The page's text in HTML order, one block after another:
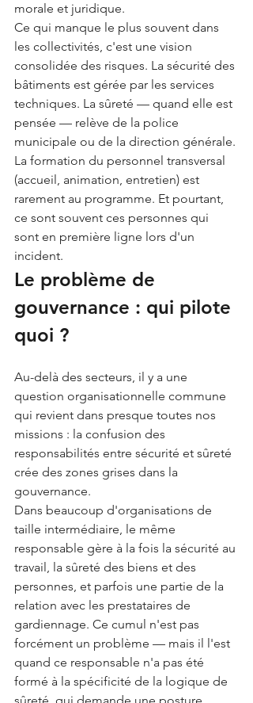
morale et juridique.
Ce qui manque le plus souvent dans
les collectivités, c'est une vision
consolidée des risques. La sécurité des
bâtiments est gérée par les services
techniques. La sûreté — quand elle est
pensée — relève de la police
municipale ou de la direction générale.
La formation du personnel transversal
(accueil, animation, entretien) est
rarement au programme. Et pourtant,
ce sont souvent ces personnes qui
sont en première ligne lors d'un
incident.
Le problème de
gouvernance : qui pilote
quoi ?
Au-delà des secteurs, il y a une
question organisationnelle commune
qui revient dans presque toutes nos
missions : la confusion des
responsabilités entre sécurité et sûreté
crée des zones grises dans la
gouvernance.
Dans beaucoup d'organisations de
taille intermédiaire, le même
responsable gère à la fois la sécurité au
travail, la sûreté des biens et des
personnes, et parfois une partie de la
relation avec les prestataires de
gardiennage. Ce cumul n'est pas
forcément un problème — mais il l'est
quand ce responsable n'a pas été
formé à la spécificité de la logique de